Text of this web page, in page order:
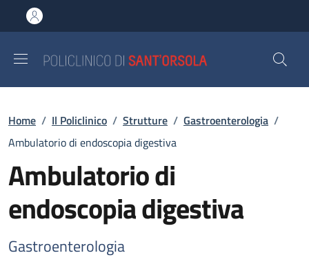
al contenuto principale
to footer content
Briciole di pane
Home / Il Policlinico / Strutture / Gastroenterologia /
Ambulatorio di endoscopia digestiva
Ambulatorio di
endoscopia digestiva
Gastroenterologia